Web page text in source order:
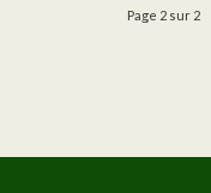
Page 2 sur 2